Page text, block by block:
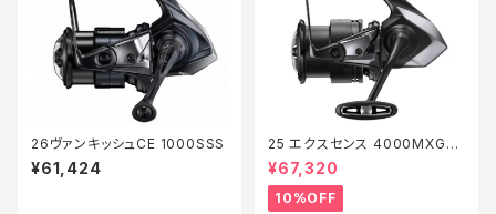
26ヴァンキッシュCE 1000SSS
¥61,424
25 エクスセンス 4000MXG
【継続セール_リール】【10】
¥67,320
10%OFF